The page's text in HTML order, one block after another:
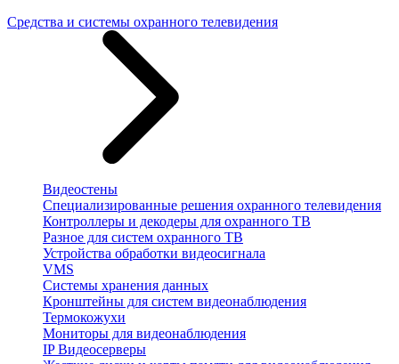
Средства и системы охранного телевидения
Видеостены
Специализированные решения охранного телевидения
Контроллеры и декодеры для охранного ТВ
Разное для систем охранного ТВ
Устройства обработки видеосигнала
VMS
Системы хранения данных
Кронштейны для систем видеонаблюдения
Термокожухи
Мониторы для видеонаблюдения
IP Видеосерверы